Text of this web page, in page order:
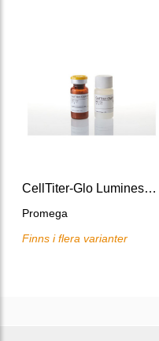
CellTiter-Glo Luminescent Cell Viability Assay
Promega
Finns i flera varianter